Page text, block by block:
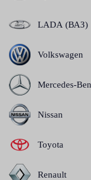
LADA (ВАЗ)
Volkswagen
Mercedes-
Nissan
Toyota
Renault